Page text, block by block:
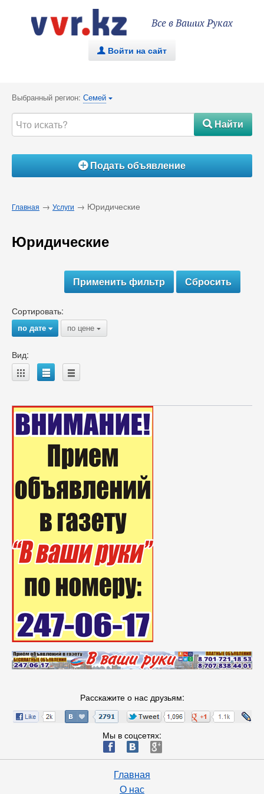
Все в Ваших Руках
. Войти на сайт
Выбранный регион: Семей {
#Найти
ÁПодать объявление
Главная → Услуги → Юридические
Юридические
Сортировать:
по дате{ по цене {
Вид:
A B C
Расскажите о нас друзьям:
Мы в соцсетях:
ä æ è
Главная
О нас